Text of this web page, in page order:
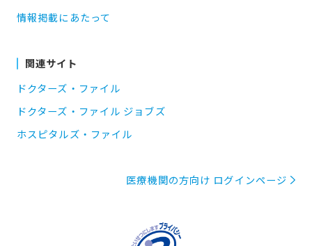
情報掲載にあたって
関連サイト
ドクターズ・ファイル
ドクターズ・ファイル ジョブズ
ホスピタルズ・ファイル
医療機関の方向け ログインページ